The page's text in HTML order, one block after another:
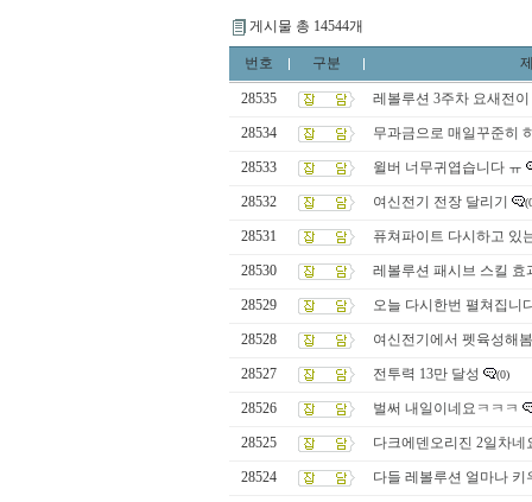
게시물 총 14544개
번호 구분
28535 레볼루션 3주차 요새전
28534 무과금으로 매일꾸준히
28533 윌버 너무귀엽습니다 ㅠ
28532 여신전기 전장 달리기
28531 퓨쳐파이트 다시하고 있
28530 레볼루션 패시브 스킬 효
28529 오늘 다시한번 펼쳐집니
28528 여신전기에서 펫육성해봄
28527 전투력 13만 달성 (0)
28526 벌써 내일이네요ㅋㅋㅋ
28525 다크에덴오리진 2일차네
28524 다들 레볼루션 얼마나 키